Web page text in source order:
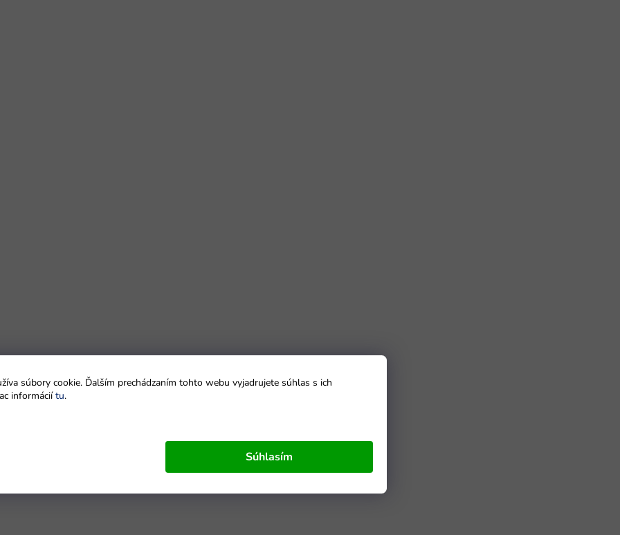
súbory cookie. Ďalším prechádzaním tohto webu vyjadrujete súhlas s ich
informáciítu.
Súhlasím